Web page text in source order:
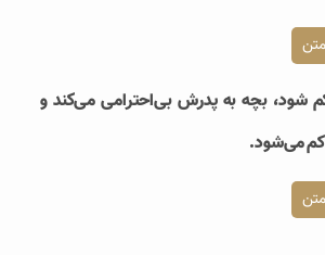
کم شود، بچه به پدرش بی‌احترامی می‌کند و
کم می‌شود.